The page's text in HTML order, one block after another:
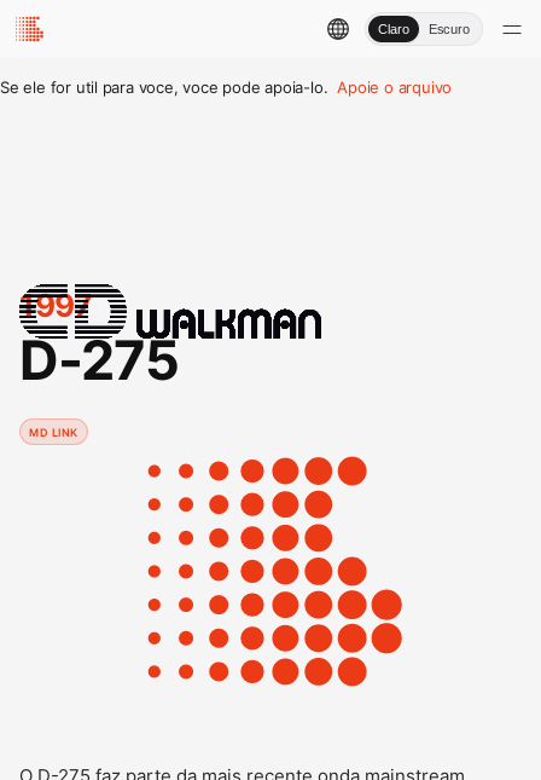
Claro Escuro
Se ele for util para voce, voce pode apoia-lo. Apoie o arquivo
1997
D-275
MD LINK